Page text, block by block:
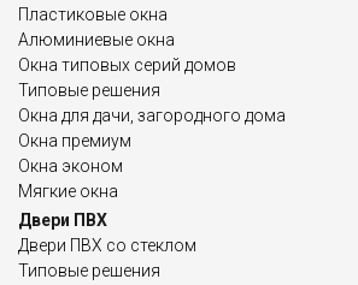
Пластиковые окна
Алюминиевые окна
Окна типовых серий домов
Типовые решения
Окна для дачи, загородного дома
Окна премиум
Окна эконом
Мягкие окна
Двери ПВХ
Двери ПВХ со стеклом
Типовые решения